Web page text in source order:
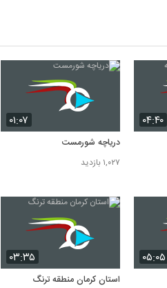
۰۴:۴۰ ۰۱:۰۷
دریاچه شورمست
۱,۰۲۷ بازدید
۰۵:۰۵ ۰۳:۳۵
استان کرمان منطقه ترنگ